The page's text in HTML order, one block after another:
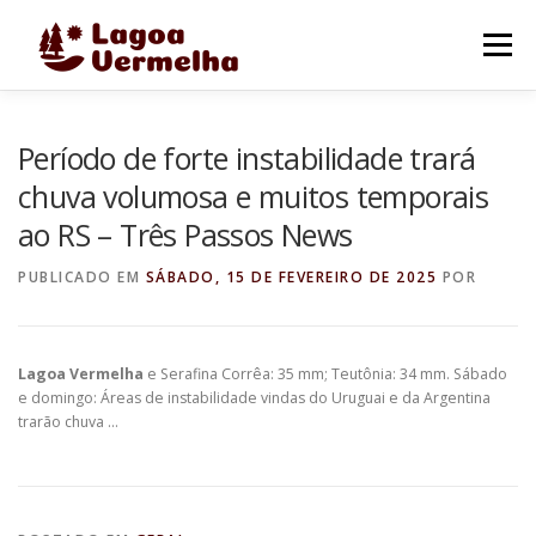
Menu
FALE CONOSCO
Período de forte instabilidade trará
chuva volumosa e muitos temporais
ao RS – Três Passos News
PUBLICADO EM SÁBADO, 15 DE FEVEREIRO DE 2025 POR
Lagoa Vermelha e Serafina Corrêa: 35 mm; Teutônia: 34 mm. Sábado
e domingo: Áreas de instabilidade vindas do Uruguai e da Argentina
trarão chuva …